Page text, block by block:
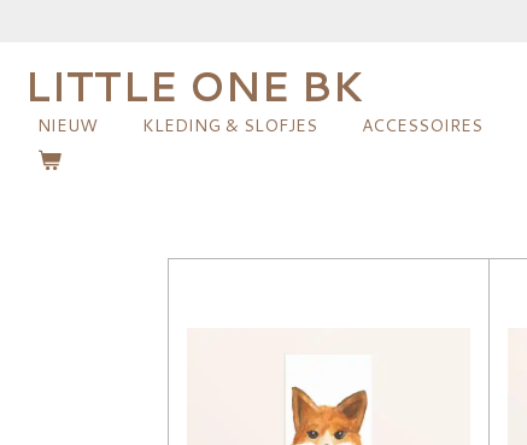
naar
de
hoofdinhoud
LITTLE ONE BK
NIEUW KLEDING & SLOFJES ACCESSOIRES